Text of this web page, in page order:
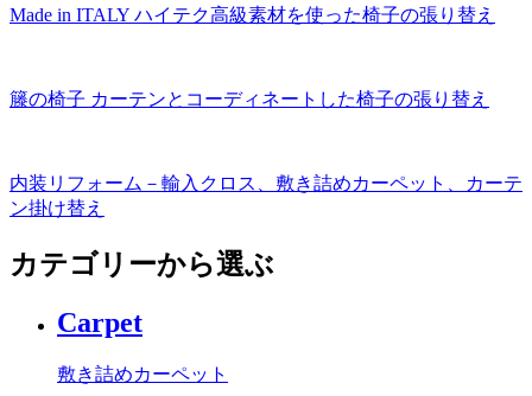
Made in ITALY ハイテク高級素材を使った椅子の張り替え
籐の椅子 カーテンとコーディネートした椅子の張り替え
内装リフォーム－輸入クロス、敷き詰めカーペット、カーテ
ン掛け替え
カテゴリーから選ぶ
Carpet
敷き詰めカーペット